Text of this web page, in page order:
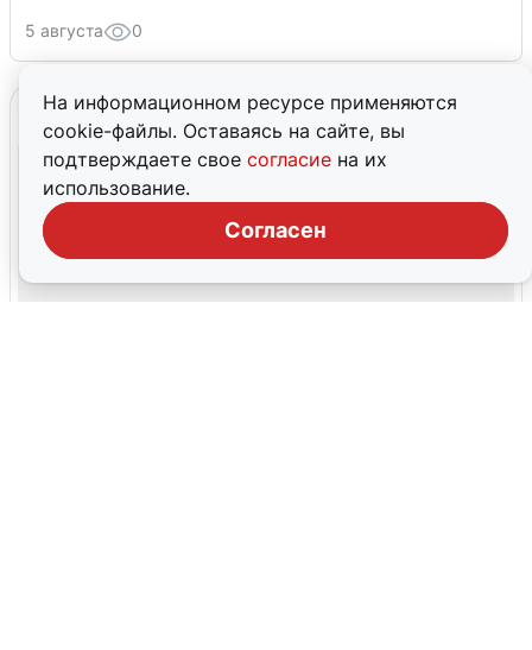
На информационном ресурсе применяются
cookie-файлы. Оставаясь на сайте, вы
подтверждаете свое согласие на их
использование.
Согласен
5 августа 0